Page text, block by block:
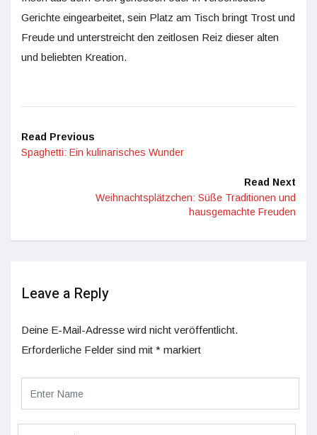
Gerichte eingearbeitet, sein Platz am Tisch bringt Trost und
Freude und unterstreicht den zeitlosen Reiz dieser alten
und beliebten Kreation.
Read Previous
Spaghetti: Ein kulinarisches Wunder
Read Next
Weihnachtsplätzchen: Süße Traditionen und
hausgemachte Freuden
Leave a Reply
Deine E-Mail-Adresse wird nicht veröffentlicht.
Erforderliche Felder sind mit * markiert